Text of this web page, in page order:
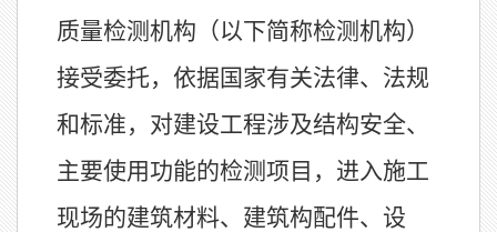
质量检测机构（以下简称检测机构）
接受委托，依据国家有关法律、法规
和标准，对建设工程涉及结构安全、
主要使用功能的检测项目，进入施工
现场的建筑材料、建筑构配件、设